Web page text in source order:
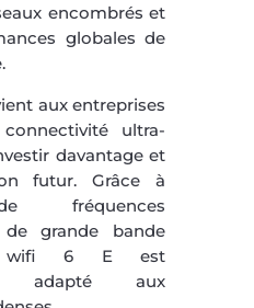
encombrés et
globales de
aux entreprises
ultra-
davantage et
futur. Grâce à
fréquences
de grande bande
wifi 6 E est
adapté aux